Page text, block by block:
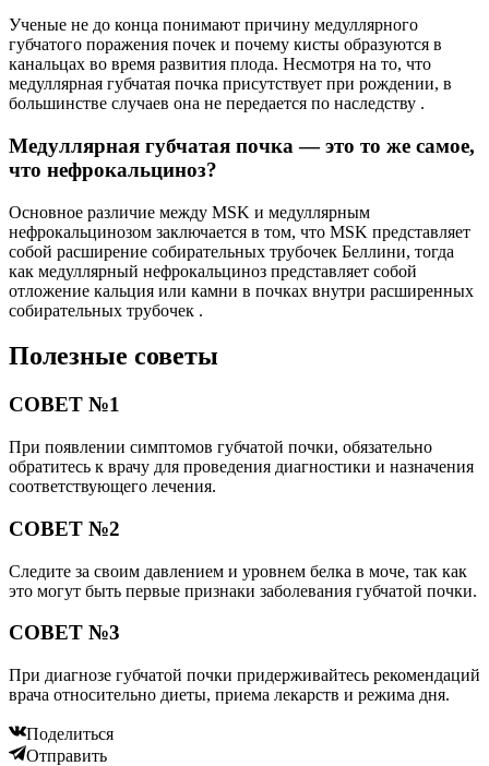
Ученые не до конца понимают причину медуллярного
губчатого поражения почек и почему кисты образуются в
канальцах во время развития плода. Несмотря на то, что
медуллярная губчатая почка присутствует при рождении, в
большинстве случаев она не передается по наследству .
Медуллярная губчатая почка — это то же самое,
что нефрокальциноз?
Основное различие между MSK и медуллярным
нефрокальцинозом заключается в том, что MSK представляет
собой расширение собирательных трубочек Беллини, тогда
как медуллярный нефрокальциноз представляет собой
отложение кальция или камни в почках внутри расширенных
собирательных трубочек .
Полезные советы
СОВЕТ №1
При появлении симптомов губчатой почки, обязательно
обратитесь к врачу для проведения диагностики и назначения
соответствующего лечения.
СОВЕТ №2
Следите за своим давлением и уровнем белка в моче, так как
это могут быть первые признаки заболевания губчатой почки.
СОВЕТ №3
При диагнозе губчатой почки придерживайтесь рекомендаций
врача относительно диеты, приема лекарств и режима дня.
Поделиться
Отправить